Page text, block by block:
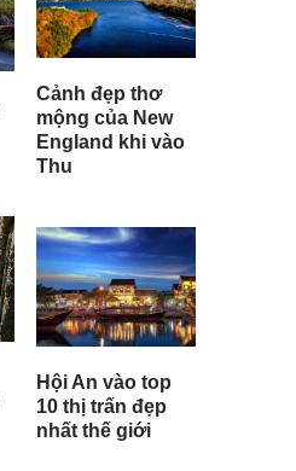
Cảnh đẹp thơ
mộng của New
England khi vào
Thu
Hội An vào top
10 thị trấn đẹp
nhất thế giới